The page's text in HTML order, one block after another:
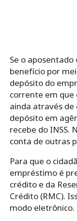
Se o
benefício por
depósito do
corrente em que
ainda através
depósito em
recebe do INSS.
conta de outras
Para que o
empréstimo é
crédito e da
Crédito (RMC).
modo eletrônico.